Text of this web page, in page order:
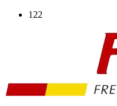
Zum
122